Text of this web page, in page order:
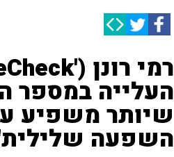
העלייה במספר
שיותר משפיע
השפעה